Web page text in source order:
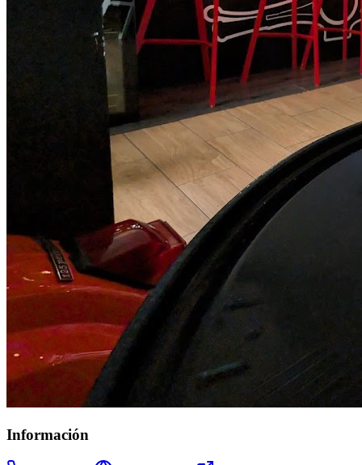
Información